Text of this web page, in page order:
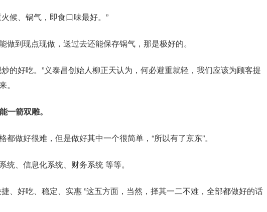
候、锅气，即食口味最好。”
到现点现做，送过去还能保存锅气，那是极好的。
的好吃。”义泰昌创始人柳正天认为，何必避重就轻，我们应该为顾客提
能一箭双雕。
做好很难，但是做好其中一个很简单，“所以有了京东”。
、信息化系统、财务系统 等等。
、好吃、稳定、实惠 ”这五方面，当然，择其一二不难，全部都做好的话